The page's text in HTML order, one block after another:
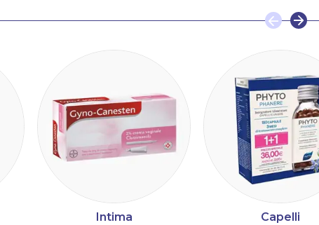
Intima Capelli